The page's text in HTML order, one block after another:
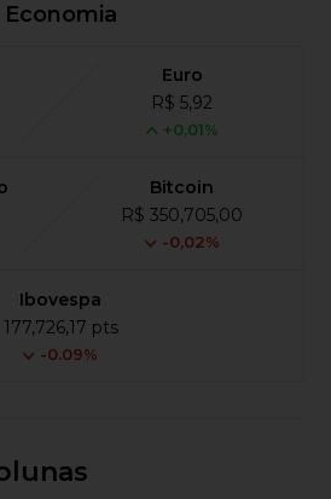
Economia
Euro
R$ 5,92
+0,01%
Bitcoin
R$ 350,705,00
-0,02%
Ibovespa
177,726,17 pts
-0.09%